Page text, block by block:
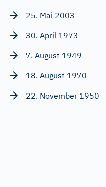
25. Mai 2003
30. April 1973
7. August 1949
18. August 1970
22. November 1950